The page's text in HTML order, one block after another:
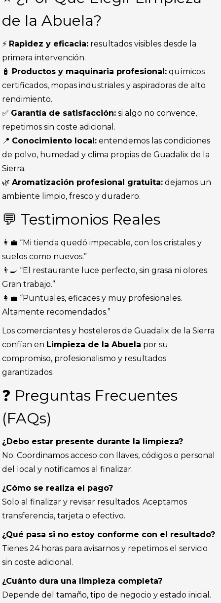
de la Abuela?
⚡ Rapidez y eficacia: resultados visibles desde la
primera intervención.
🧴
Productos y maquinaria profesional: químicos
certificados, mopas industriales y aspiradoras de alto
rendimiento.
✅ Garantía de satisfacción: si algo no convence,
repetimos sin coste adicional.
📍 Conocimiento local: entendemos las condiciones
de polvo, humedad y clima propias de Guadalix de la
Sierra.
🌿Aromatización profesional gratuita: dejamos un
ambiente limpio, fresco y duradero.
💬 Testimonios Reales
👩‍💼 “Mi tienda quedó impecable, con los cristales y
suelos como nuevos.”
👨‍🍳 “El restaurante luce perfecto, sin grasa ni olores.
Gran trabajo.”
👩‍💼 “Puntuales, eficaces y muy profesionales.
Altamente recomendados.”
Los comerciantes y hosteleros de Guadalix de la Sierra
confían en Limpieza de la Abuela por su
compromiso, profesionalismo y resultados
garantizados.
❓ Preguntas Frecuentes
(FAQs)
¿Debo estar presente durante la limpieza?
No. Coordinamos acceso con llaves, códigos o personal
del local y notificamos al finalizar.
¿Cómo se realiza el pago?
Solo al finalizar y revisar resultados. Aceptamos
transferencia, tarjeta o efectivo.
¿Qué pasa si no estoy conforme con el resultado?
Tienes 24 horas para avisarnos y repetimos el servicio
sin coste adicional.
¿Cuánto dura una limpieza completa?
Depende del tamaño, tipo de negocio y estado inicial.